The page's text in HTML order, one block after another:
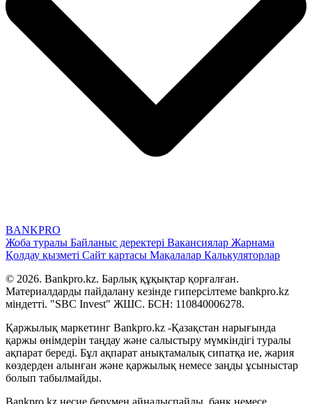
BANKPRO
Жоба туралы Байланыс деректері Вакансиялар Жарнама
Қолдау қызметі Сайт картасы Мақалалар Калькуляторлар
© 2026. Bankpro.kz. Барлық құқықтар қорғалған.
Материалдарды пайдалану кезінде гиперсілтеме bankpro.kz
міндетті. "SBC Invest" ЖШС. БСН: 110840006278.
Қаржылық маркетинг Bankpro.kz -Қазақстан нарығында
қаржы өнімдерін таңдау және салыстыру мүмкіндігі туралы
ақпарат береді. Бұл ақпарат анықтамалық сипатқа ие, жария
көздерден алынған және қаржылық немесе заңды ұсыныстар
болып табылмайды.